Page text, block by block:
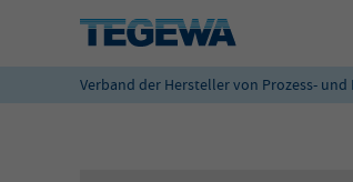
Verband der Hersteller von Prozess-